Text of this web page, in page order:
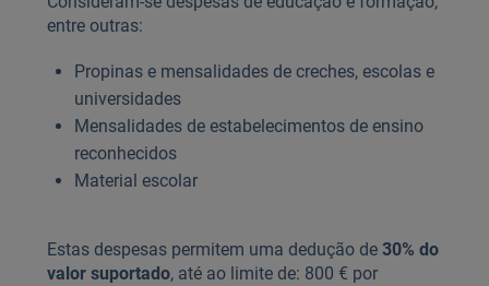
entre outras:
Propinas e mensalidades de creches, escolas e
universidades
Mensalidades de estabelecimentos de ensino
reconhecidos
Material escolar
Estas despesas permitem uma dedução de 30% do
valor suportado, até ao limite de: 800 € por